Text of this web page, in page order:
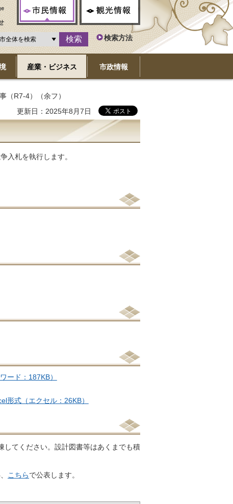
検索方法
産業・ビジネス 市政情報
（R7-4）（余フ）
更新日：2025年8月7日
入札を執行します。
ード：187KB）
形式（エクセル：26KB）
てください。設計図書等はあくまでも積
こちらで公表します。